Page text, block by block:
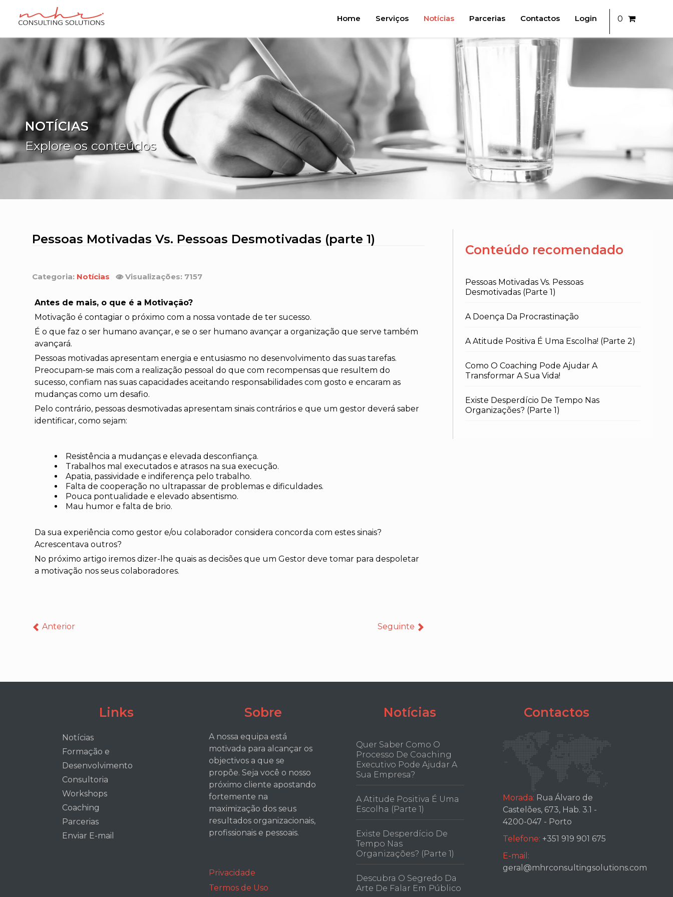
Home Serviços Notícias Parcerias Contactos Login 0
NOTÍCIAS
Explore os conteúdos
Pessoas Motivadas Vs. Pessoas Desmotivadas (parte 1)
Categoria: Notícias Visualizações: 7157
Antes de mais, o que é a Motivação?
Motivação é contagiar o próximo com a nossa vontade de ter sucesso.
É o que faz o ser humano avançar, e se o ser humano avançar a organização que serve também
avançará.
Pessoas motivadas apresentam energia e entusiasmo no desenvolvimento das suas tarefas.
Preocupam-se mais com a realização pessoal do que com recompensas que resultem do
sucesso, confiam nas suas capacidades aceitando responsabilidades com gosto e encaram as
mudanças como um desafio.
Pelo contrário, pessoas desmotivadas apresentam sinais contrários e que um gestor deverá saber
identificar, como sejam:
Resistência a mudanças e elevada desconfiança.
Trabalhos mal executados e atrasos na sua execução.
Apatia, passividade e indiferença pelo trabalho.
Falta de cooperação no ultrapassar de problemas e dificuldades.
Pouca pontualidade e elevado absentismo.
Mau humor e falta de brio.
Da sua experiência como gestor e/ou colaborador considera concorda com estes sinais?
Acrescentava outros?
No próximo artigo iremos dizer-lhe quais as decisões que um Gestor deve tomar para despoletar
a motivação nos seus colaboradores.
Anterior Seguinte
Conteúdo recomendado
Pessoas Motivadas Vs. Pessoas
Desmotivadas (parte 1)
A Doença Da Procrastinação
A Atitude Positiva É Uma Escolha! (parte 2)
Como O Coaching Pode Ajudar A
Transformar A Sua Vida!
Existe Desperdício De Tempo Nas
Organizações? (parte 1)
Links
Notícias
Formação e
Desenvolvimento
Consultoria
Workshops
Coaching
Parcerias
Enviar E-mail
Sobre
A nossa equipa está
motivada para alcançar os
objectivos a que se
propõe. Seja você o nosso
próximo cliente apostando
fortemente na
maximização dos seus
resultados organizacionais,
profissionais e pessoais.
Privacidade
Termos de Uso
Notícias
Quer Saber Como O
Processo De Coaching
Executivo Pode Ajudar A
Sua Empresa?
A Atitude Positiva É Uma
Escolha (parte 1)
Existe Desperdício De
Tempo Nas
Organizações? (parte 1)
Descubra O Segredo Da
Arte De Falar Em Público
Contactos
Morada: Rua Álvaro de
Castelões, 673, Hab. 3.1 -
4200-047 - Porto
Telefone: +351 919 901 675
E-mail:
geral@mhrconsultingsolutions.com